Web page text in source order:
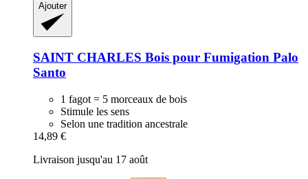
Ajouter
SAINT CHARLES Bois pour Fumigation Palo
Santo
1 fagot = 5 morceaux de bois
Stimule les sens
Selon une tradition ancestrale
14,89 €
Livraison jusqu'au 17 août